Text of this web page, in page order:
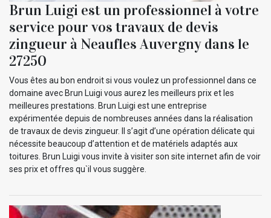
Brun Luigi est un professionnel à votre
service pour vos travaux de devis
zingueur à Neaufles Auvergny dans le
27250
Vous êtes au bon endroit si vous voulez un professionnel dans ce
domaine avec Brun Luigi vous aurez les meilleurs prix et les
meilleures prestations. Brun Luigi est une entreprise
expérimentée depuis de nombreuses années dans la réalisation
de travaux de devis zingueur. Il s’agit d’une opération délicate qui
nécessite beaucoup d’attention et de matériels adaptés aux
toitures. Brun Luigi vous invite à visiter son site internet afin de voir
ses prix et offres qu`il vous suggère.